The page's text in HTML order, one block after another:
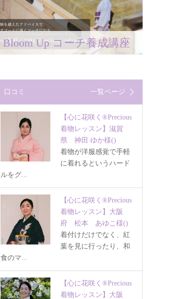
Bloom Up コーチ養成講座
口コミ 一覧ページ
【心に花咲く®Precious
着物レッスン】滋賀
県 神田 ゆか様()
着物が洋服感覚で手軽
に着れるというハード
ルをグ...
【心に花咲く®Precious
着物レッスン】大阪
府 松本 あゆこ様()
着付けだけでなく、紅
葉を見に行ったり、和
食のマ...
【心に花咲く®Precious
着物レッスン】大阪